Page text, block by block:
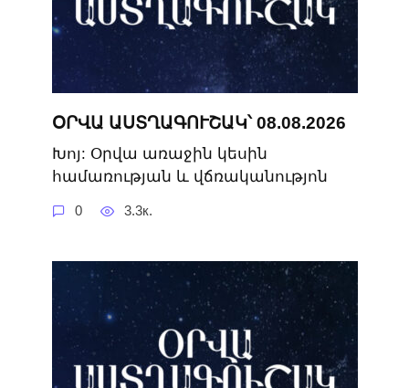
ՕՐՎԱ ԱՍՏՂԱԳՈՒՇԱԿ՝ 08.08.2026
Խոյ: Օրվա առաջին կեսին
համառության և վճռականությոն
0 3.3к.